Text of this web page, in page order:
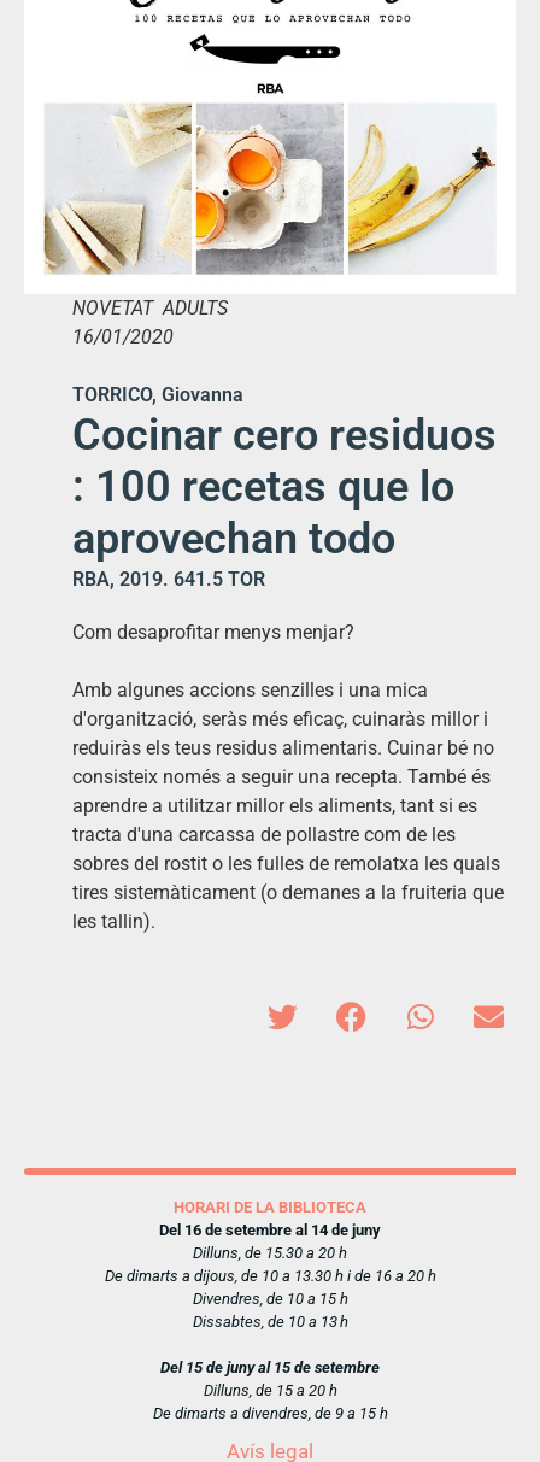
NOVETAT ADULTS
16/01/2020
TORRICO, Giovanna
Cocinar cero residuos
: 100 recetas que lo
aprovechan todo
RBA, 2019. 641.5 TOR
Com desaprofitar menys menjar?
Amb algunes accions senzilles i una mica
d'organització, seràs més eficaç, cuinaràs millor i
reduiràs els teus residus alimentaris. Cuinar bé no
consisteix només a seguir una recepta. També és
aprendre a utilitzar millor els aliments, tant si es
tracta d'una carcassa de pollastre com de les
sobres del rostit o les fulles de remolatxa les quals
tires sistemàticament (o demanes a la fruiteria que
les tallin).
HORARI DE LA BIBLIOTECA
Del 16 de setembre al 14 de juny
Dilluns, de 15.30 a 20 h
De dimarts a dijous, de 10 a 13.30 h i de 16 a 20 h
Divendres, de 10 a 15 h
Dissabtes, de 10 a 13 h
Del 15 de juny al 15 de setembre
Dilluns, de 15 a 20 h
De dimarts a divendres, de 9 a 15 h
Avís legal